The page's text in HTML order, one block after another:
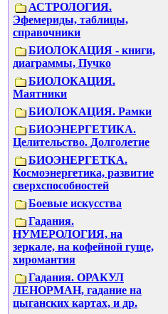
АСТРОЛОГИЯ.
Эфемериды, таблицы,
справочники
БИОЛОКАЦИЯ - книги,
диаграммы, Пучко
БИОЛОКАЦИЯ.
Маятники
БИОЛОКАЦИЯ. Рамки
БИОЭНЕРГЕТИКА.
Целительство. Долголетие
БИОЭНЕРГЕТКА.
Космоэнергетика, развитие
сверхспособностей
Боевые искусства
Гадания.
НУМЕРОЛОГИЯ, на
зеркале, на кофейной гуще,
хиромантия
Гадания. ОРАКУЛ
ЛЕНОРМАН, гадание на
цыганских картах, и др.